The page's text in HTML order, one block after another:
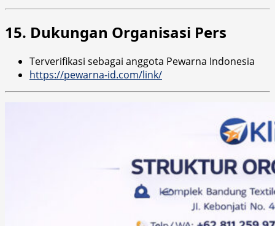
15. Dukungan Organisasi Pers
Terverifikasi sebagai anggota Pewarna Indonesia
https://pewarna-id.com/link/